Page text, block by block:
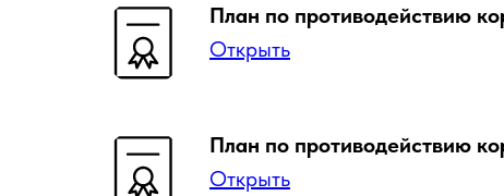
План по противодействию
Открыть
План по противодействию
Открыть